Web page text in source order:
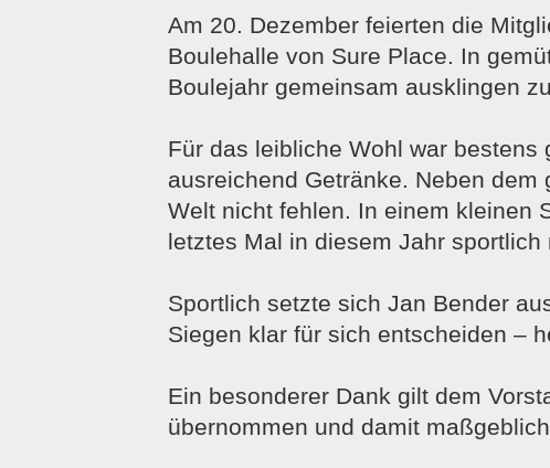
Am 20. Dezember feierten die
Boulehalle von Sure Place. In
Boulejahr gemeinsam ausklingen
Für das leibliche Wohl war
ausreichend Getränke. Neben
Welt nicht fehlen. In einem kleinen
letztes Mal in diesem Jahr
Sportlich setzte sich Jan Bender
Siegen klar für sich entscheiden –
Ein besonderer Dank gilt dem
übernommen und damit